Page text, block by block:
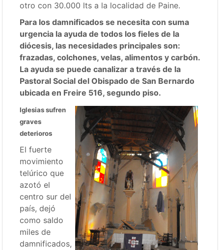
otro con 30.000 lts a la localidad de Paine.
Para los damnificados se necesita con suma
urgencia la ayuda de todos los fieles de la
diócesis, las necesidades principales son:
frazadas, colchones, velas, alimentos y carbón.
La ayuda se puede canalizar a través de la
Pastoral Social del Obispado de San Bernardo
ubicada en Freire 516, segundo piso.
Iglesias sufren
graves
deterioros
El fuerte
movimiento
telúrico que
azotó el
centro sur del
país, dejó
como saldo
miles de
damnificados,